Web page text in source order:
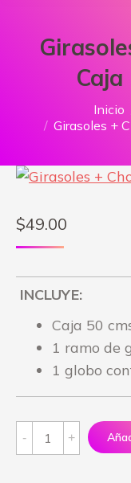
Inicio
Girasoles +
$49.00
INCLUYE:
Caja 50
1 ramo de
1 globo
Girasoles
+